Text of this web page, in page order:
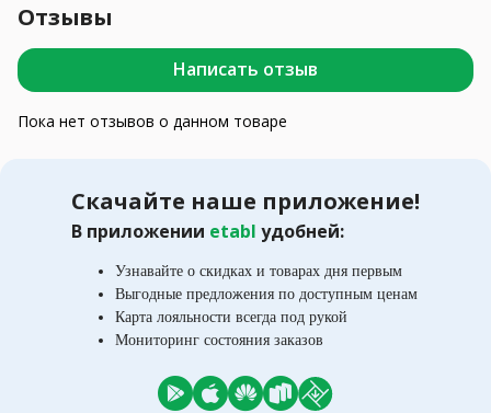
Отзывы
Написать отзыв
Пока нет отзывов о данном товаре
Скачайте наше приложение!
В приложении etabl удобней:
Узнавайте о скидках и товарах дня первым
Выгодные предложения по доступным ценам
Карта лояльности всегда под рукой
Мониторинг состояния заказов